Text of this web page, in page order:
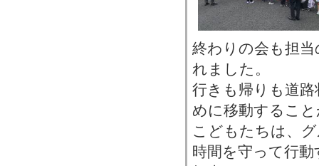
終わりの会も担
れました。
行きも帰りも道
めに移動するこ
こどもたちは、
時間を守って行